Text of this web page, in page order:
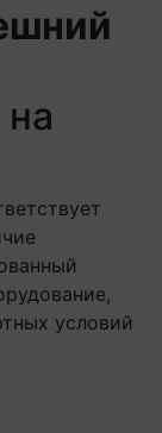
условий